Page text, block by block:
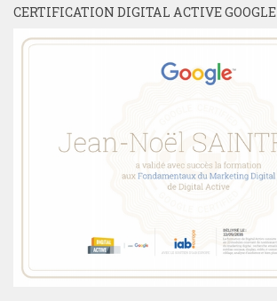
CERTIFICATION DIGITAL ACTIVE GOOGLE